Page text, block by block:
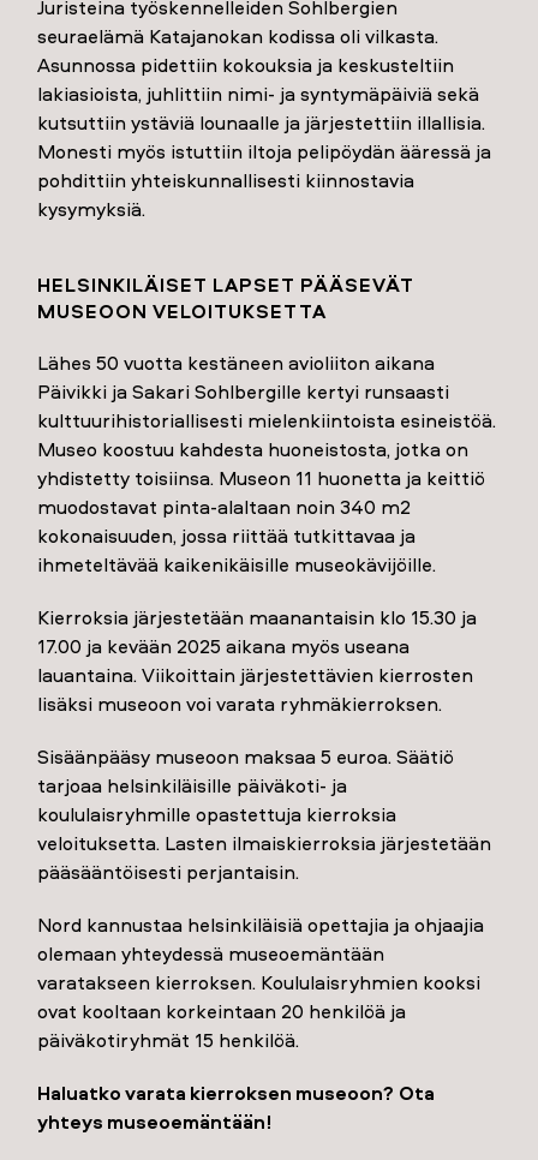
Juristeina työskennelleiden Sohlbergien
seuraelämä Katajanokan kodissa oli vilkasta.
Asunnossa pidettiin kokouksia ja keskusteltiin
lakiasioista, juhlittiin nimi- ja syntymäpäiviä sekä
kutsuttiin ystäviä lounaalle ja järjestettiin illallisia.
Monesti myös istuttiin iltoja pelipöydän ääressä ja
pohdittiin yhteiskunnallisesti kiinnostavia
kysymyksiä.
HELSINKILÄISET LAPSET PÄÄSEVÄT
MUSEOON VELOITUKSETTA
Lähes 50 vuotta kestäneen avioliiton aikana
Päivikki ja Sakari Sohlbergille kertyi runsaasti
kulttuurihistoriallisesti mielenkiintoista esineistöä.
Museo koostuu kahdesta huoneistosta, jotka on
yhdistetty toisiinsa. Museon 11 huonetta ja keittiö
muodostavat pinta-alaltaan noin 340 m2
kokonaisuuden, jossa riittää tutkittavaa ja
ihmeteltävää kaikenikäisille museokävijöille.
Kierroksia järjestetään maanantaisin klo 15.30 ja
17.00 ja kevään 2025 aikana myös useana
lauantaina. Viikoittain järjestettävien kierrosten
lisäksi museoon voi varata ryhmäkierroksen.
Sisäänpääsy museoon maksaa 5 euroa. Säätiö
tarjoaa helsinkiläisille päiväkoti- ja
koululaisryhmille opastettuja kierroksia
veloituksetta. Lasten ilmaiskierroksia järjestetään
pääsääntöisesti perjantaisin.
Nord kannustaa helsinkiläisiä opettajia ja ohjaajia
olemaan yhteydessä museoemäntään
varatakseen kierroksen. Koululaisryhmien kooksi
ovat kooltaan korkeintaan 20 henkilöä ja
päiväkotiryhmät 15 henkilöä.
Haluatko varata kierroksen museoon? Ota
yhteys museoemäntään!